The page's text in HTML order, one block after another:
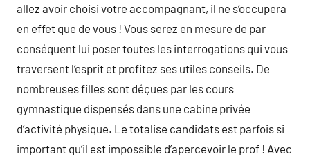
allez avoir choisi votre accompagnant, il ne s’occupera
en effet que de vous ! Vous serez en mesure de par
conséquent lui poser toutes les interrogations qui vous
traversent l’esprit et profitez ses utiles conseils. De
nombreuses filles sont déçues par les cours
gymnastique dispensés dans une cabine privée
d’activité physique. Le totalise candidats est parfois si
important qu’il est impossible d’apercevoir le prof ! Avec